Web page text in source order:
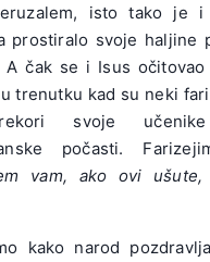
isto tako je i
prostiralo svoje haljine
A čak se i Isus očitovao
trenutku kad su neki
svoje
počasti.
vam, ako ovi ušute,
kako narod